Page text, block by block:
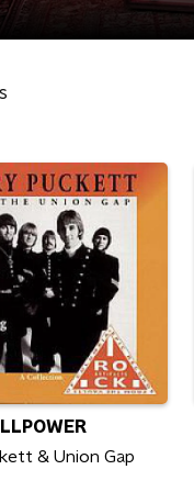
& Union Gap